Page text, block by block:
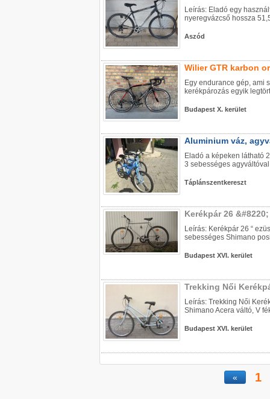
Leírás: Eladó egy
nyeregvázcső hossza
Aszód
Wilier GTR karbon
Egy endurance gép, ami
kerékpározás egyik
Budapest X. kerület
Aluminium váz,
Eladó a képeken látható
3 sebességes
Táplánszentkereszt
Kerékpár 26
Leírás: Kerékpár 26 “
sebességes Shimano
Budapest XVI. kerület
Trekking Női
Leírás: Trekking Női
Shimano Acera váltó, V
Budapest XVI. kerület
« 1